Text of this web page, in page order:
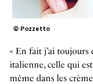
© Pozzetto
« En fait j’ai toujours
italienne, celle qui
même dans les